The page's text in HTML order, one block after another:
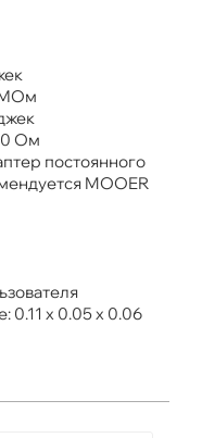
МОм
Ом
постоянного
MOOER
0.11 x 0.05 x 0.06